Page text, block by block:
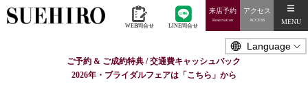
WEB問合せ LINE問合せ
来店予約
Reservation
アクセス
ACCESS MENU
ご予約 & ご成約特典 / 交通費キャッシュバック
2026年・ブライダルフェアは「こちら」から